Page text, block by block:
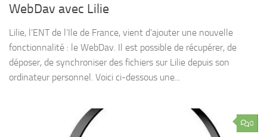
WebDav avec Lilie
Lilie, l’ENT de l’Ile de France, vient d’ajouter une nouvelle
fonctionnalité : le WebDav. Il est possible de récupérer, de
déposer, de synchroniser des fichiers sur Lilie depuis son
ordinateur personnel. Voici ci-dessous une...
0